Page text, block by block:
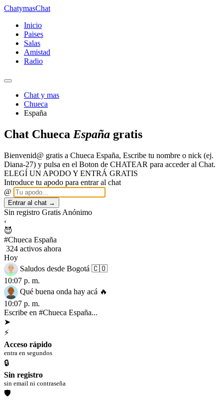
ChatymasChat
Inicio
Paises
Salas
Amistad
Radio
Chat y mas
Chueca
España
Chat Chueca España gratis
Bienvenid@ gratis a Chueca España, Escribe tu nombre o nick (ej.
Diana-27) y pulsa en el Boton de CHATEAR para acceder al Chat.
ELEGÍ UN APODO Y ENTRÁ GRATIS
Introduce tu apodo para entrar al chat
@
Entrar al chat →
Sin registro Gratis Anónimo
‹
😈
#Chueca España
324 activos ahora
Hoy
Saludos desde Bogotá 🇨🇴
10:07 p. m.
Qué buena onda hay acá 🔥
10:07 p. m.
Escribe en #Chueca España...
➤
⚡
Acceso rápido
entra en segundos
🔒
Sin registro
sin email ni contraseña
🛡